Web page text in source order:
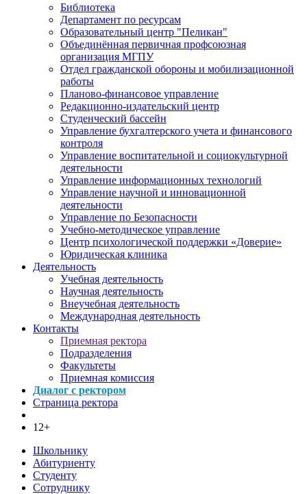
Библиотека
Департамент по ресурсам
Образовательный центр "Пеликан"
Объединённая первичная профсоюзная
организация МГПУ
Отдел гражданской обороны и мобилизационной
работы
Планово-финансовое управление
Редакционно-издательский центр
Студенческий бассейн
Управление бухгалтерского учета и финансового
контроля
Управление воспитательной и социокультурной
деятельности
Управление информационных технологий
Управление научной и инновационной
деятельности
Управление по Безопасности
Учебно-методическое управление
Центр психологической поддержки «Доверие»
Юридическая клиника
Деятельность
Учебная деятельность
Научная деятельность
Внеучебная деятельность
Международная деятельность
Контакты
Приемная ректора
Подразделения
Факультеты
Приемная комиссия
Диалог с ректором
Страница ректора
12+
Школьнику
Абитуриенту
Студенту
Сотруднику